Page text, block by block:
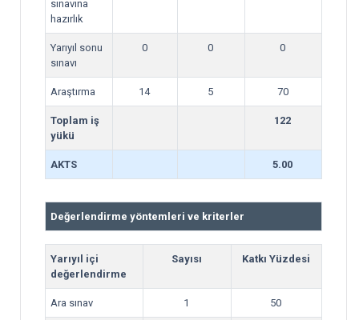
sınavına
hazırlık
Yarıyıl sonu
sınavı
0 0 0
Araştırma 14 5 70
Toplam iş
yükü
122
AKTS 5.00
Değerlendirme yöntemleri ve kriterler
Yarıyıl içi
değerlendirme
Sayısı Katkı Yüzdesi
Ara sınav 1 50